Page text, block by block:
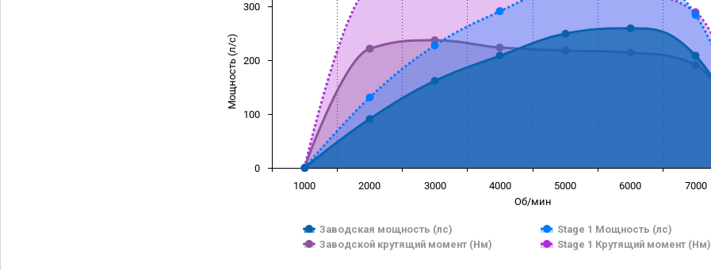
Об/мин
Мощность (л/с)
Заводская мощность (лс)
Stage 1 Мощность (лс)
Заводской крутящий момент (Нм)
Stage 1 Крутящий момент (Нм)
1000 2000 3000 4000 5000 6000 7000
0
100
200
300